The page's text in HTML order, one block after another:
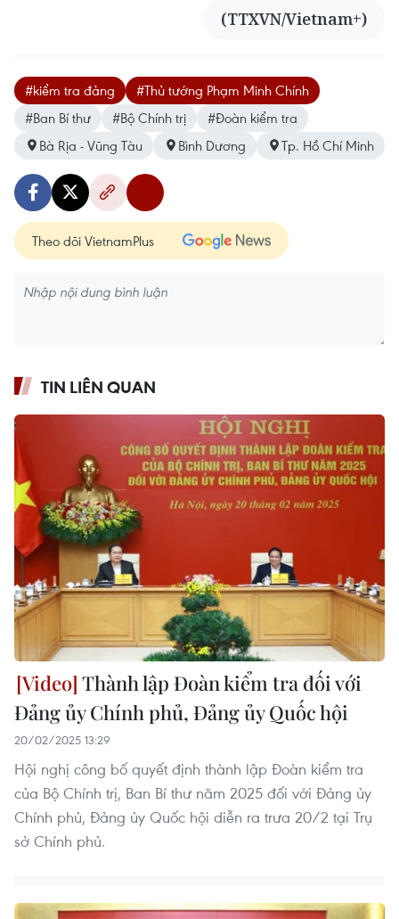
(TTXVN/Vietnam+)
#kiểm tra đảng
#Thủ tướng Phạm Minh Chính
#Ban Bí thư
#Bộ Chính trị
#Đoàn kiểm tra
Bà Rịa - Vũng Tàu
Bình Dương Tp. Hồ Chí Minh
Theo dõi VietnamPlus
TIN LIÊN QUAN
Thành lập Đoàn kiểm tra đối với
Đảng ủy Chính phủ, Đảng ủy Quốc hội
20/02/2025 13:29
Hội nghị công bố quyết định thành lập Đoàn kiểm tra
của Bộ Chính trị, Ban Bí thư năm 2025 đối với Đảng ủy
Chính phủ, Đảng ủy Quốc hội diễn ra trưa 20/2 tại Trụ
sở Chính phủ.